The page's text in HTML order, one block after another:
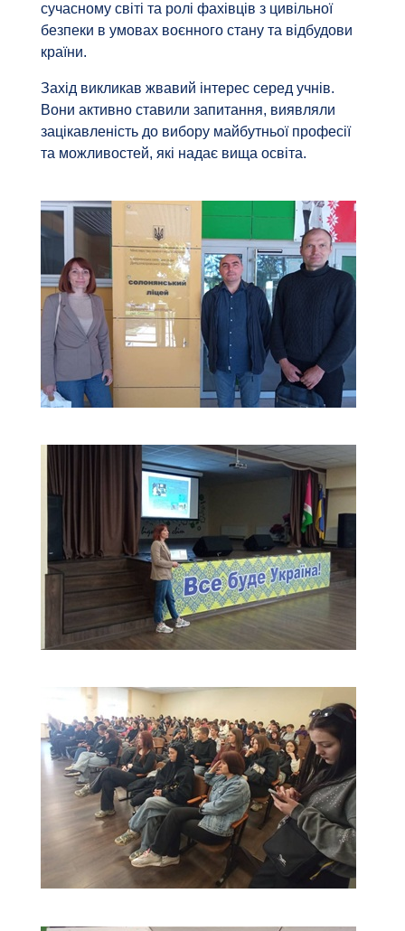
сучасному світі та ролі фахівців з цивільної
безпеки в умовах воєнного стану та відбудови
країни.
Захід викликав жвавий інтерес серед учнів.
Вони активно ставили запитання, виявляли
зацікавленість до вибору майбутньої професії
та можливостей, які надає вища освіта.